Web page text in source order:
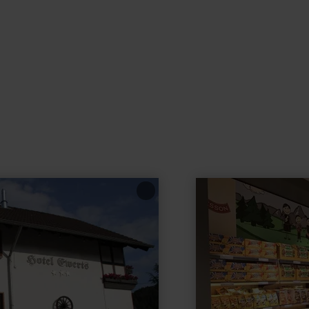
about:
Factory
Griesson
DeBeukelaer